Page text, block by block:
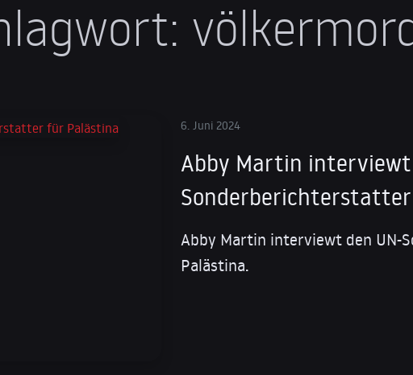
6. Juni 2024
Abby Martin interviewt
Abby Martin interviewt den
Palästina.